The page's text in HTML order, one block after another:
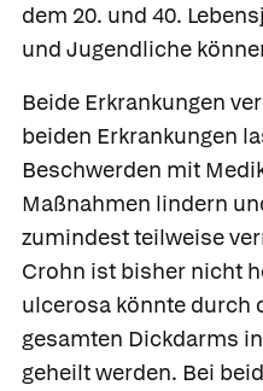
dem 20. und 40.
und Jugendliche
Beide Erkrankungen
beiden Erkrankungen
Beschwerden mit
Maßnahmen lindern
zumindest teilweise
Crohn ist bisher nicht
ulcerosa könnte durch
gesamten Dickdarms
geheilt werden. Bei